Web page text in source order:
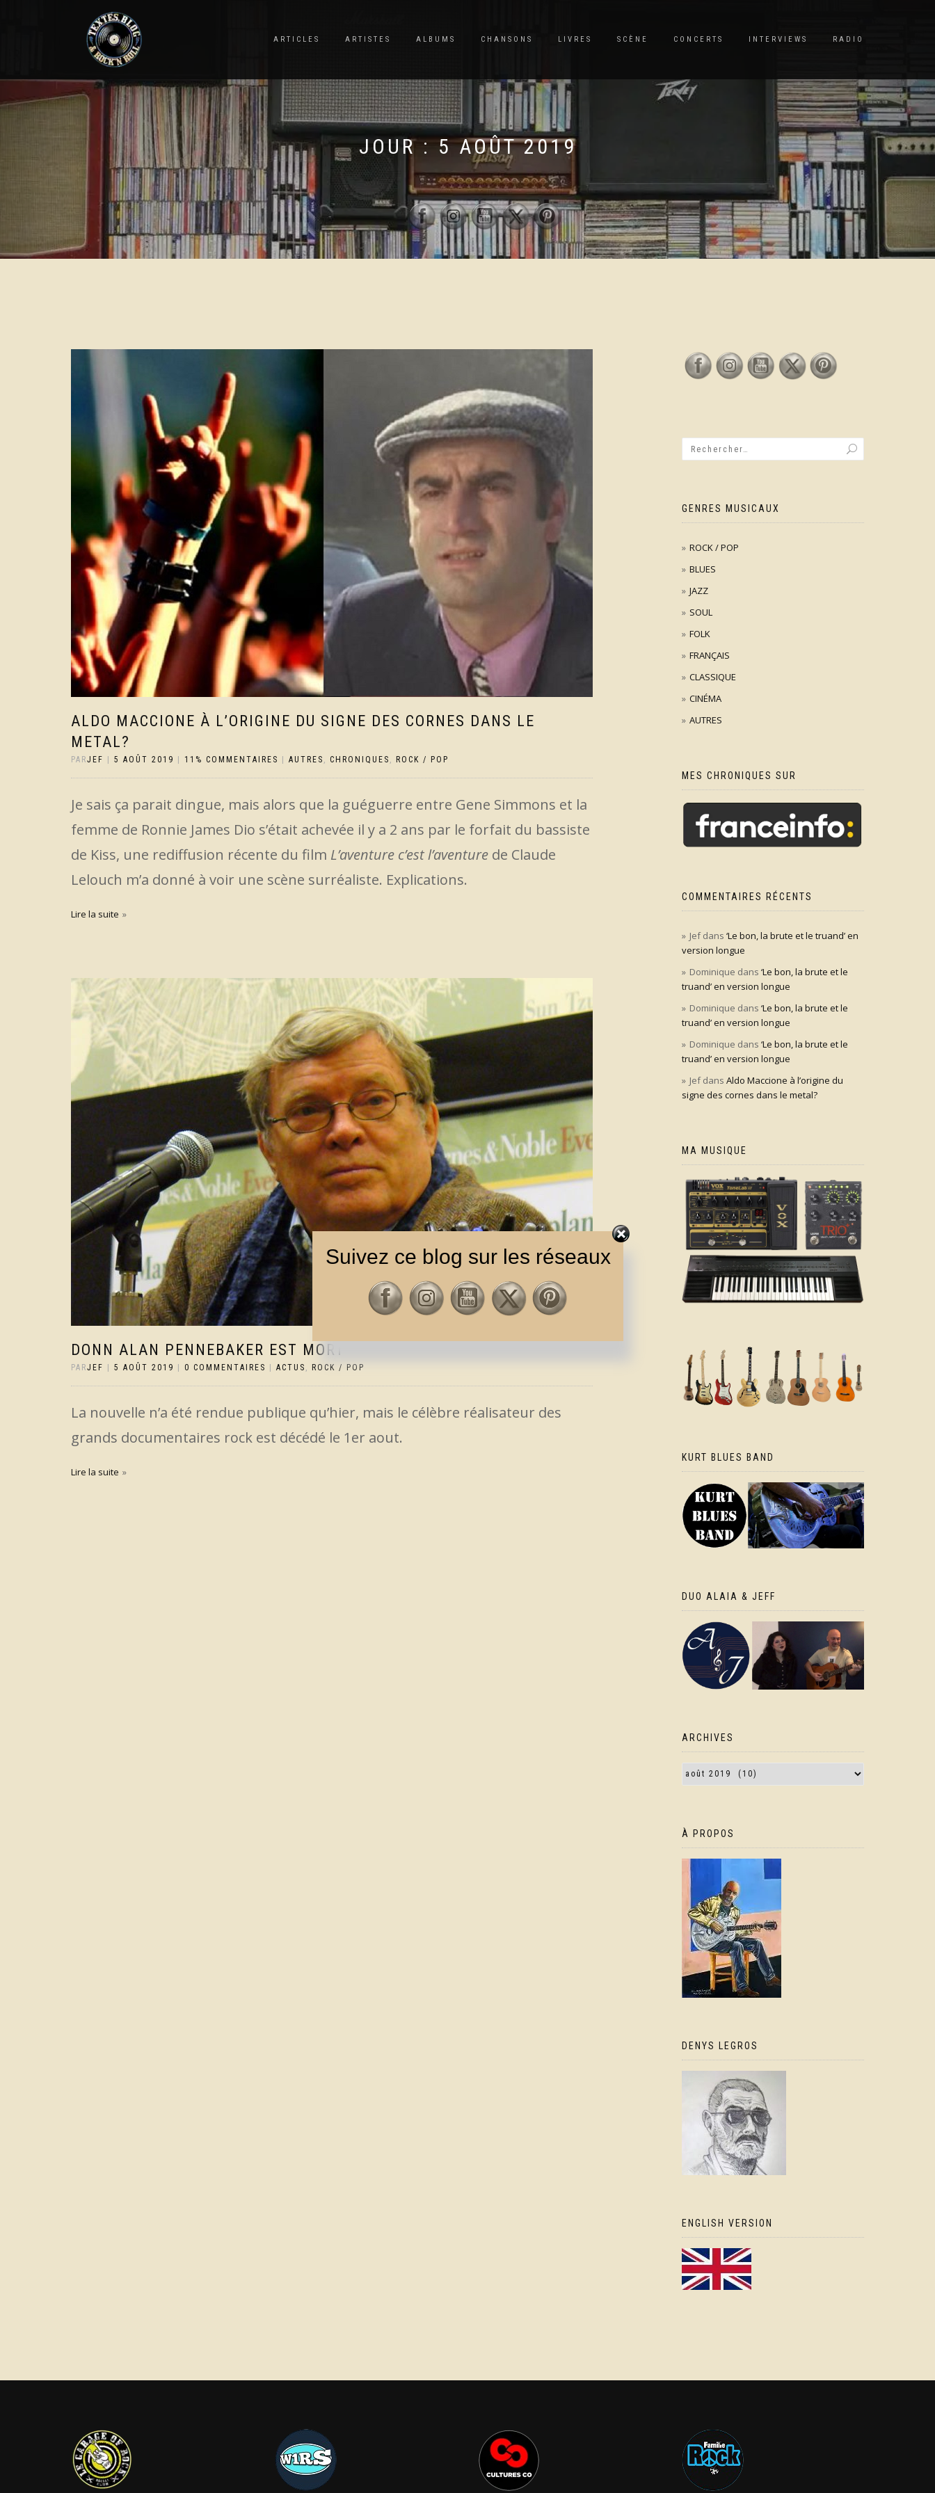
ARTICLES ARTISTES ALBUMS CHANSONS LIVRES SCÈNE CONCERTS INTERVIEWS RADIO
JOUR :5 AOÛT 2019
ALDO MACCIONE À L’ORIGINE DU SIGNE DES CORNES DANS LE
METAL?
PARJEF 5 AOÛT 2019 11% COMMENTAIRES AUTRES , CHRONIQUES , ROCK / POP
Je sais ça parait dingue, mais alors que la guéguerre entre Gene Simmons et la
femme de Ronnie James Dio s’était achevée il y a 2 ans par le forfait du bassiste
de Kiss, une rediffusion récente du film L’aventure c’est l’aventure de Claude
Lelouch m’a donné à voir une scène surréaliste. Explications.
Lire la suite
DONN ALAN PENNEBAKER EST MORT
PARJEF 5 AOÛT 2019 0 COMMENTAIRES ACTUS , ROCK / POP
La nouvelle n’a été rendue publique qu’hier, mais le célèbre réalisateur des
grands documentaires rock est décédé le 1er aout.
Lire la suite
GENRES MUSICAUX
ROCK / POP
BLUES
JAZZ
SOUL
FOLK
FRANÇAIS
CLASSIQUE
CINÉMA
AUTRES
MES CHRONIQUES SUR
COMMENTAIRES RÉCENTS
Jefdans ‘Le bon, la brute et le truand’ en
version longue
Dominique dans ‘Le bon, la brute et le
truand’ en version longue
Dominique dans ‘Le bon, la brute et le
truand’ en version longue
Dominique dans ‘Le bon, la brute et le
truand’ en version longue
Jefdans Aldo Maccione à l’origine du
signe des cornes dans le metal?
MA MUSIQUE
KURT BLUES BAND
DUO ALAIA & JEFF
ARCHIVES
À PROPOS
DENYS LEGROS
ENGLISH VERSION
Suivez ce blog sur les réseaux